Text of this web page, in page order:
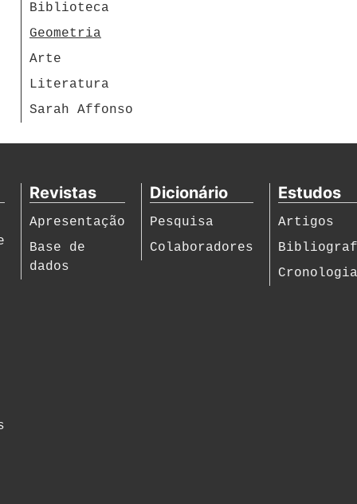
Biblioteca
Geometria
Arte
Literatura
Sarah Affonso
Revistas
Apresentação
Base de
dados
Dicionário
Pesquisa
Colaboradores
Estudos
Artigos